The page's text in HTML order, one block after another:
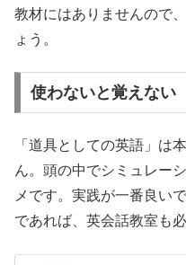
教材にはありませんので
ょう。
使わないと覚えない
「道具としての英語」は
ん。頭の中でシミュレー
メです。実践が一番良い
であれば、英会話教室も